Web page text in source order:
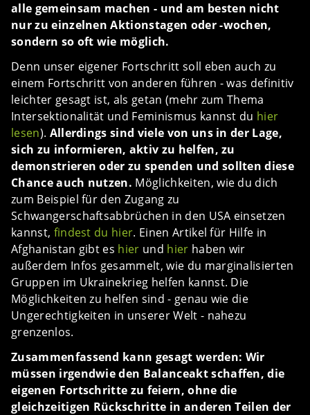
alle gemeinsam machen - und am besten nicht
nur zu einzelnen Aktionstagen oder -wochen,
sondern so oft wie möglich.
Denn unser eigener Fortschritt soll eben auch zu
einem Fortschritt von anderen führen - was definitiv
leichter gesagt ist, als getan (mehr zum Thema
Intersektionalität und Feminismus kannst du hier
lesen). Allerdings sind viele von uns in der Lage,
sich zu informieren, aktiv zu helfen, zu
demonstrieren oder zu spenden und sollten diese
Chance auch nutzen. Möglichkeiten, wie du dich
zum Beispiel für den Zugang zu
Schwangerschaftsabbrüchen in den USA einsetzen
kannst, findest du hier. Einen Artikel für Hilfe in
Afghanistan gibt es hier und hier haben wir
außerdem Infos gesammelt, wie du marginalisierten
Gruppen im Ukrainekrieg helfen kannst. Die
Möglichkeiten zu helfen sind - genau wie die
Ungerechtigkeiten in unserer Welt - nahezu
grenzenlos.
Zusammenfassend kann gesagt werden: Wir
müssen irgendwie den Balanceakt schaffen, die
eigenen Fortschritte zu feiern, ohne die
gleichzeitigen Rückschritte in anderen Teilen der